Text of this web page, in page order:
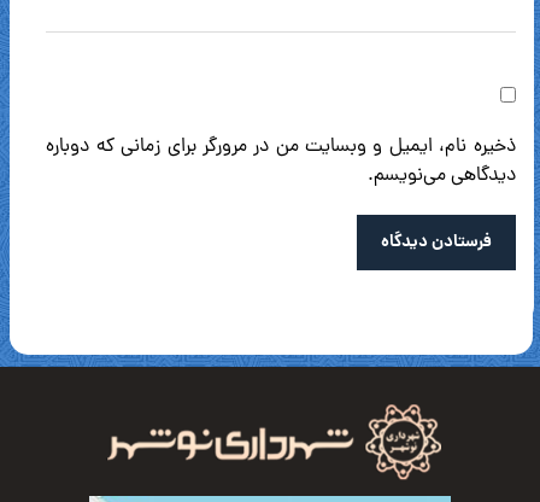
ذخیره نام، ایمیل و وبسایت من در مرورگر برای زمانی که دوباره
دیدگاهی می‌نویسم.
فرستادن دیدگاه